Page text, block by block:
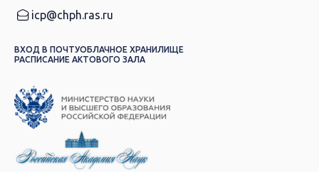
icp@chph.ras.ru
ВХОД В ПОЧТУОБЛАЧНОЕ ХРАНИЛИЩЕ
РАСПИСАНИЕ АКТОВОГО ЗАЛА